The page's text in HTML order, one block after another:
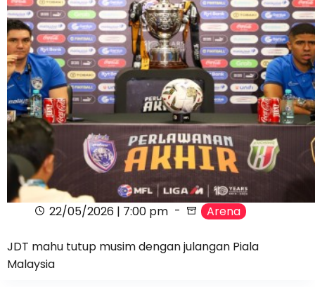
22/05/2026 | 7:00 pm Arena
JDT mahu tutup musim dengan julangan Piala
Malaysia